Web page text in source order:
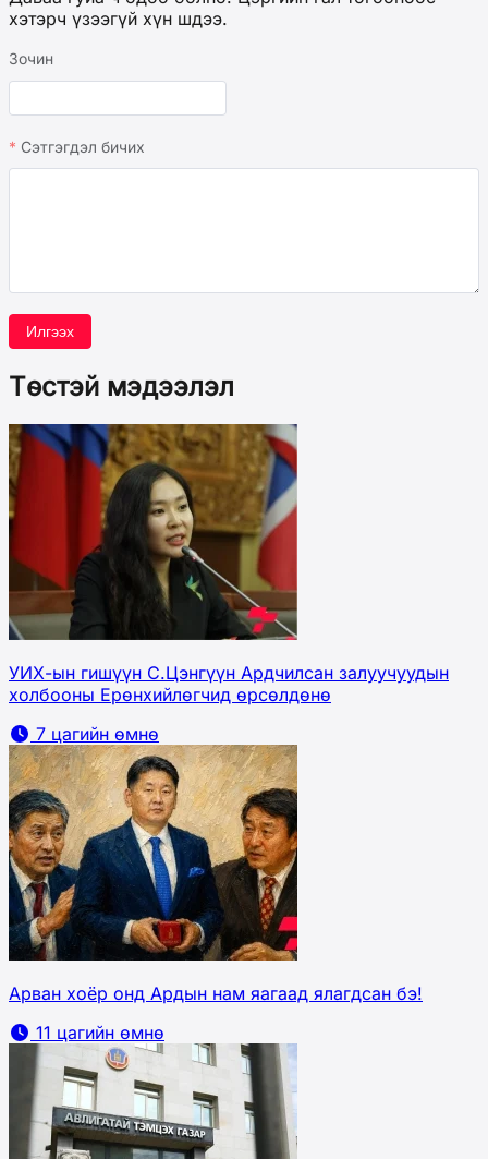
хэтэрч үзээгүй хүн шдээ.
Зочин
Сэтгэгдэл бичих
Илгээх
Төстэй мэдээлэл
УИХ-ын гишүүн С.Цэнгүүн Ардчилсан залуучуудын
холбооны Ерөнхийлөгчид өрсөлдөнө
7 цагийн өмнө
Арван хоёр онд Ардын нам яагаад ялагдсан бэ!
11 цагийн өмнө